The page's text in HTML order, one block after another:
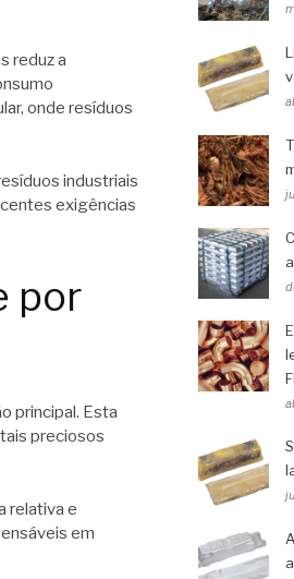
reduz a
onde resíduos
industriais
exigências
por
principal. Esta
preciosos
relativa e
em